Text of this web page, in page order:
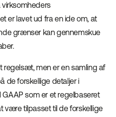
er lavet ud fra en ide om, at
grænser kan gennemskue
regelsæt, men er en samling af
de forskellige detaljer i
som er et regelbaseret
være tilpasset til de forskellige